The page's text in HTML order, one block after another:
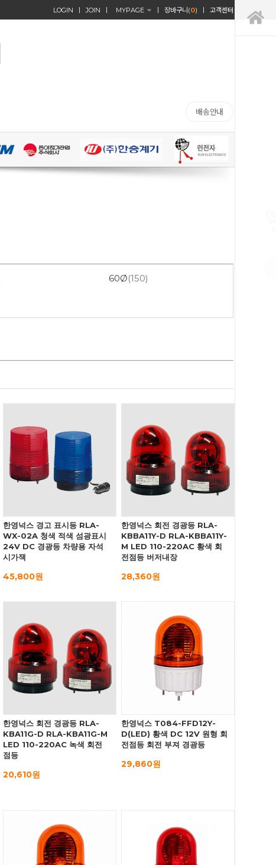
LOGIN JOIN MYPAGE 장바구니(0) 고객센터
배송안내
60Ø(150)
한영넉스 경고 표시등 RLA-
WX-02A 청색 적색 섬광표시
24V DC 경광등 차량용 자석
시가잭
45,800원
한영넉스 회전 경광등 RLA-
KBBA11Y-D RLA-KBBA11Y-
M LED 110-220AC 황색 회
전점등 버저내장
28,360원
한영넉스 회전 경광등 RLA-
KBA11G-D RLA-KBA11G-M
LED 110-220AC 녹색 회전
점등
20,610원
한영넉스 T084-FFD12Y-
D(LED) 황색 DC 12V 원형 회
전점등 회전 부져 경광등
29,860원